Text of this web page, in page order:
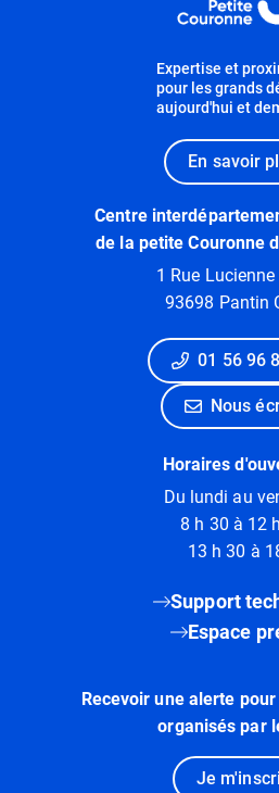
Expertise et
pour les grands
aujourd'hui et
En savoir
Centre
de la petite Couronne
1 Rue Lucienne
93698 Pantin
01 56 96
Nous
Horaires
Du lundi au
8 h 30 à 12
13 h 30 à
Support
Espace
Recevoir une alerte
organisés par
Je